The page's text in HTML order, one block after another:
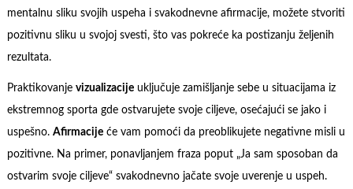
mentalnu sliku svojih uspeha i svakodnevne afirmacije, možete stvoriti
pozitivnu sliku u svojoj svesti, što vas pokreće ka postizanju željenih
rezultata.
Praktikovanje vizualizacijeuključuje zamišljanje sebe u situacijama iz
ekstremnog sporta gde ostvarujete svoje ciljeve, osećajući se jako i
uspešno. Afirmacijeće vam pomoći da preoblikujete negativne misli u
pozitivne. Na primer, ponavljanjem fraza poput „Ja sam sposoban da
ostvarim svoje ciljeve“ svakodnevno jačate svoje uverenje u uspeh.